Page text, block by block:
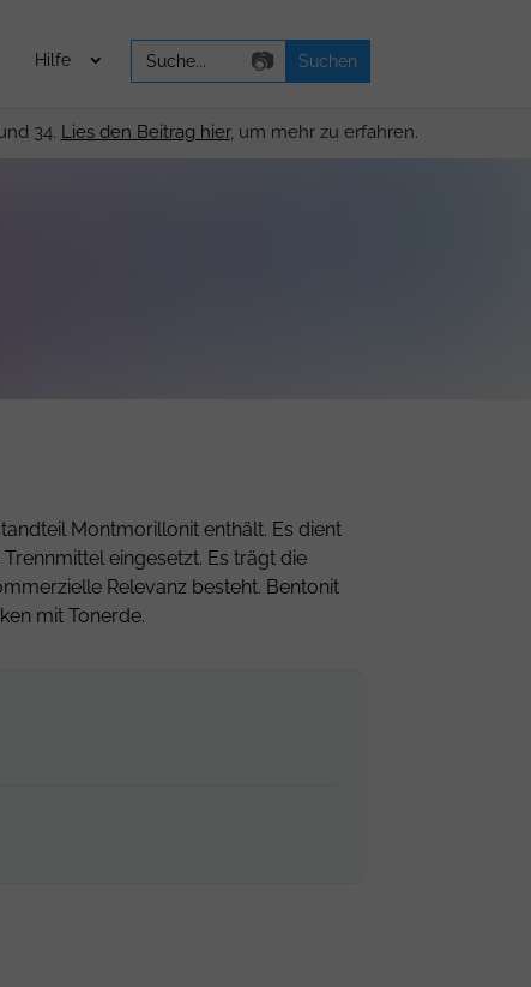
Hilfe
Search
for:
📷
34. Lies den Beitrag hier, um mehr zu erfahren.
Montmorillonit enthält. Es dient
eingesetzt. Es trägt die
Relevanz besteht. Bentonit
mit Tonerde.